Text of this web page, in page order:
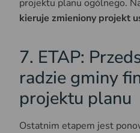
projektu planu ogólnego.
kieruje zmieniony projekt
7. ETAP:
radzie gminy
projektu planu
Ostatnim etapem jest